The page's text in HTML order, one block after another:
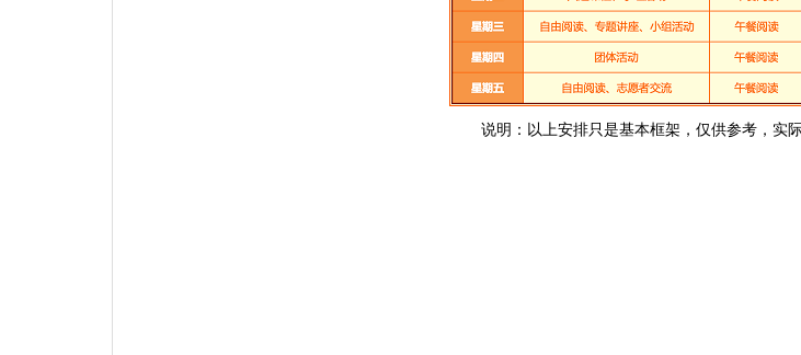
说明：以上安排只是基本框架，仅供参考，实际时间会根据讲
共青团顺